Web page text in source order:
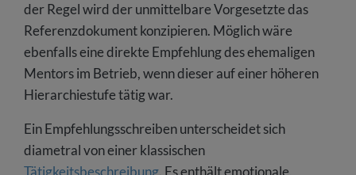
der Regel wird der unmittelbare Vorgesetzte das
Referenzdokument konzipieren. Möglich wäre
ebenfalls eine direkte Empfehlung des ehemaligen
Mentors im Betrieb, wenn dieser auf einer höheren
Hierarchiestufe tätig war.
Ein Empfehlungsschreiben unterscheidet sich
diametral von einer klassischen
Tätigkeitsbeschreibung. Es enthält emotionale,